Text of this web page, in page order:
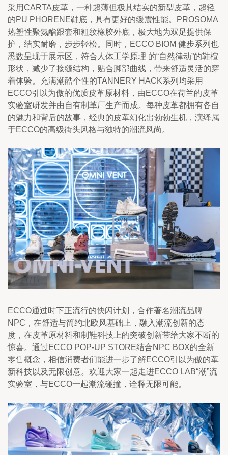
采用CARTA皮革，一种超薄但极其结实的新型皮革，超轻
的PU PHORENE鞋底，具有更好的缓震性能。PROSOMA
热塑性聚氨酯跟套和粗纹橡胶外底，极大地为双足提供保
护，结实耐磨，步步轻松。同时，ECCO BIOM 健步系列也
悉数呈现于展示区，符合人体工学原理 的“自然律动”的鞋楦
形状，减少了接缝结构，贴合脚部曲线，带来舒适灵活的穿
着体验。充满潮酷个性的TANNERY HACK系列均采用
ECCO引以为傲的优质皮革原材料，由ECCO在荷兰的皮革
实验室研发并由自有制革厂生产而成。每种皮革都拥有各自
的魅力和背后的故事，经典的皮革幻化出勃勃生机，演绎属
于ECCO的高级街头风格与独特的潮流风尚。
ECCO通过时下正流行的快闪计划，合作著名潮流品牌
NPC，在舒适与简约北欧风基础上，融入潮流创新的态
度，在皮革原材料和制鞋科技上的突破创新带给大家不断的
惊喜。通过ECCO POP-UP STORE结合NPC BOX的全新
零售概念，相信消费者们能进一步了解ECCO引以为傲的革
新科技以及无限创意。欢迎大家一起走进ECCO LAB“潮”流
实验室，与ECCO一起潮流碰撞，诠释无限可能。